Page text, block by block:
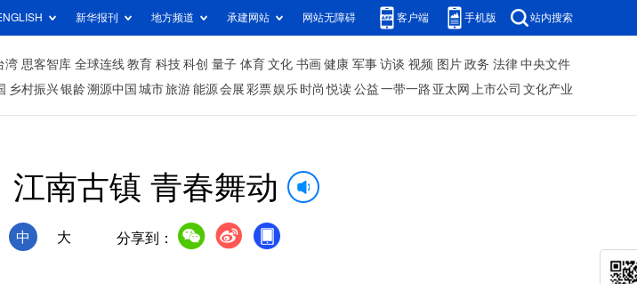
新华报刊 地方频道 承建网站 网站无障碍 客户端 手机版 站内搜索
湾 思客智库 全球连线 教育 科技 科创 量子 体育 文化 书画 健康 军事 访谈 视频 图片 政务 法律 中央文件
乡村振兴银龄溯源中国 城市旅游 能源 会展 彩票娱乐 时尚 悦读 公益 一带一路 亚太网 上市公司 文化产业
江南古镇 青春舞动
中 大 分享到：